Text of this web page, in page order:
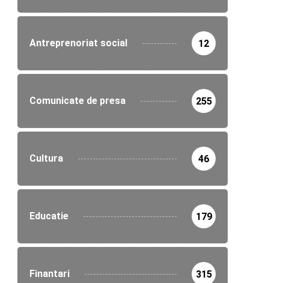
Antreprenoriat social 12
Comunicate de presa 255
Cultura 46
Educatie 179
Finantari 315